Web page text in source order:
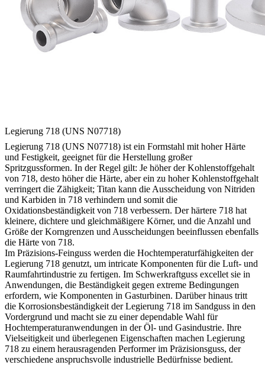
Legierung 718 (UNS N07718)
Legierung 718 (UNS N07718) ist ein Formstahl mit hoher Härte
und Festigkeit, geeignet für die Herstellung großer
Spritzgussformen. In der Regel gilt: Je höher der Kohlenstoffgehalt
von 718, desto höher die Härte, aber ein zu hoher Kohlenstoffgehalt
verringert die Zähigkeit; Titan kann die Ausscheidung von Nitriden
und Karbiden in 718 verhindern und somit die
Oxidationsbeständigkeit von 718 verbessern. Der härtere 718 hat
kleinere, dichtere und gleichmäßigere Körner, und die Anzahl und
Größe der Korngrenzen und Ausscheidungen beeinflussen ebenfalls
die Härte von 718.
Im Präzisions-Feinguss werden die Hochtemperaturfähigkeiten der
Legierung 718 genutzt, um intricate Komponenten für die Luft- und
Raumfahrtindustrie zu fertigen. Im Schwerkraftguss excellet sie in
Anwendungen, die Beständigkeit gegen extreme Bedingungen
erfordern, wie Komponenten in Gasturbinen. Darüber hinaus tritt
die Korrosionsbeständigkeit der Legierung 718 im Sandguss in den
Vordergrund und macht sie zu einer dependable Wahl für
Hochtemperaturanwendungen in der Öl- und Gasindustrie. Ihre
Vielseitigkeit und überlegenen Eigenschaften machen Legierung
718 zu einem herausragenden Performer im Präzisionsguss, der
verschiedene anspruchsvolle industrielle Bedürfnisse bedient.